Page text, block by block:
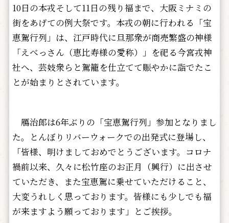
10日の本戎そして11日の残り福まで、大阪ミナミの
街をあげての例大祭です。本戎の朝に行われる「宝
恵駕行列」は、江戸時代に旦那衆が商売繁盛の神様
「えべっさん（恵比寿様の愛称）」を祀る今宮戎神
社へ、芸妓衆らと駕籠を仕立てて賑やかに詣でたこ
とが始まりとされています。
鴈治郎は6年ぶりの「宝恵駕行列」参加となりまし
た。とんぼりリバーウォークでの出発式に登場し、
「皆様、明けましておめでとうございます。コロナ
禍前以来、久々に松竹座のお正月（興行）に出させ
ていただき、また宝恵駕に乗せていただけること、
大変うれしく思っております。皆様にも少しでも福
が来ますよう願っております」とご挨拶。